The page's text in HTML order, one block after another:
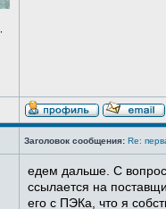
Заголовок сообщения: Re:
едем дальше. С
ссылается на
его с ПЭКа, что я